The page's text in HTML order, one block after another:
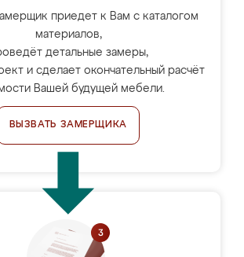
приедет к Вам с каталогом
материалов,
детальные замеры,
и сделает окончательный расчёт
Вашей будущей мебели.
ВЫЗВАТЬ ЗАМЕРЩИКА